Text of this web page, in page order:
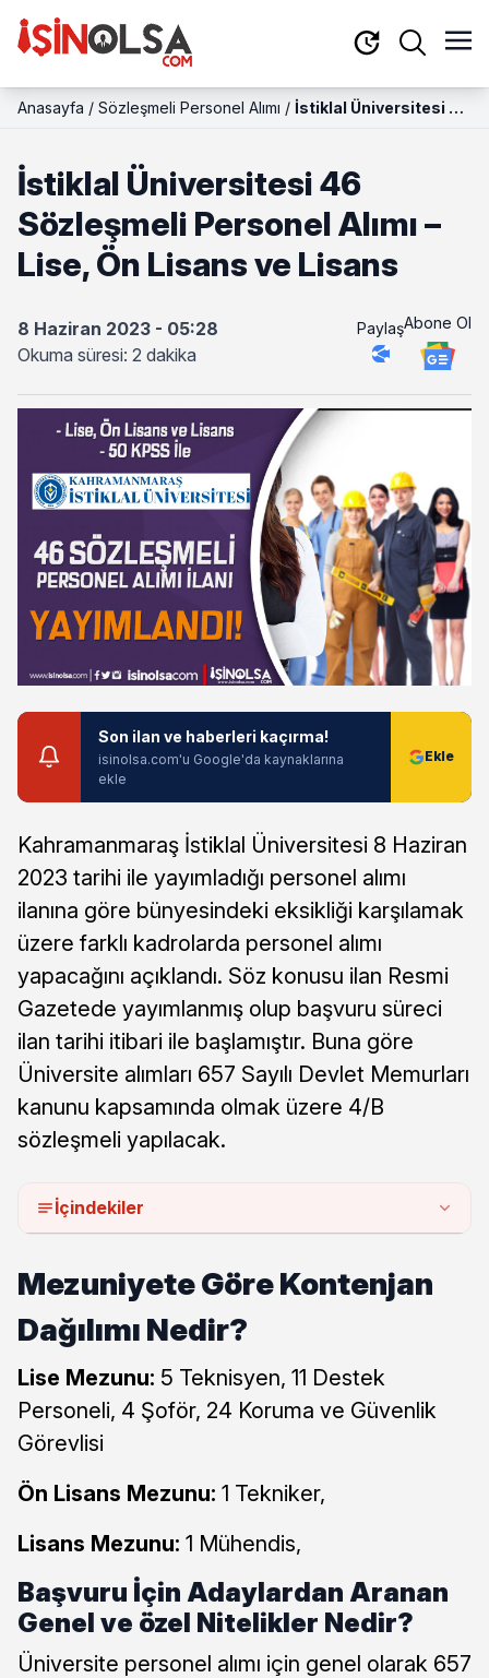
Anasayfa / Sözleşmeli Personel Alımı / İstiklal Üniversitesi 46
ve Lisans
İstiklal Üniversitesi 46
Sözleşmeli Personel Alımı –
Lise, Ön Lisans ve Lisans
8 Haziran 2023 - 05:28
Okuma süresi: 2 dakika
PaylaşAbone Ol
Son ilan ve haberleri kaçırma!
isinolsa.com'u Google'da kaynaklarına
ekle
Kahramanmaraş İstiklal Üniversitesi 8 Haziran
2023 tarihi ile yayımladığı personel alımı
ilanına göre bünyesindeki eksikliği karşılamak
üzere farklı kadrolarda personel alımı
yapacağını açıklandı. Söz konusu ilan Resmi
Gazetede yayımlanmış olup başvuru süreci
ilan tarihi itibari ile başlamıştır. Buna göre
Üniversite alımları 657 Sayılı Devlet Memurları
kanunu kapsamında olmak üzere 4/B
sözleşmeli yapılacak.
İçindekiler
Mezuniyete Göre Kontenjan
Dağılımı Nedir?
Lise Mezunu: 5 Teknisyen, 11 Destek
Personeli, 4 Şoför, 24 Koruma ve Güvenlik
Görevlisi
Ön Lisans Mezunu: 1 Tekniker,
Lisans Mezunu: 1 Mühendis,
Başvuru İçin Adaylardan Aranan
Genel ve özel Nitelikler Nedir?
Üniversite personel alımı için genel olarak 657